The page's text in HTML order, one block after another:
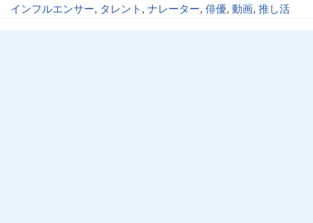
インフルエンサー, タレント, ナレーター, 俳優, 動画, 推し活